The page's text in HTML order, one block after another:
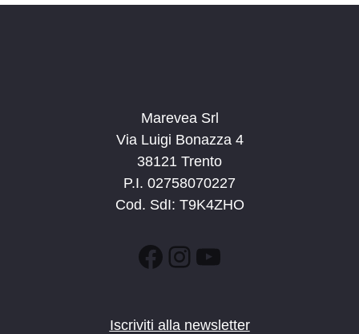
Marevea Srl
Via Luigi Bonazza 4
38121 Trento
P.I. 02758070227
Cod. SdI: T9K4ZHO
Facebook
Instagram
YouTube
Iscriviti alla newsletter